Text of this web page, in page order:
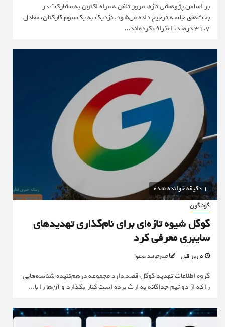
بر اساس پژوهشی تازه، مرور تلفن همراه اکنون به مشارکت در
بحث‌های جلسه ترجیح داده می‌شود. نزدیک به یک‌سوم کارکنان، معادل
۳۱.۷ درصد، اعتراف کرده‌اند...
1 دقیقه خوانده شده
گوناگون
گوگل شیوه تازه‌ای برای نام‌گذاری تهدیدهای
سایبری معرفی کرد
تیم تولید محتوا
گروه اطلاعات تهدید گوگل قصد دارد مجموعه درهم‌تنیده شناسه‌هایی
را که از دو تیم جداگانه به ارث برده است کنار بگذارد و آن‌ها را با...